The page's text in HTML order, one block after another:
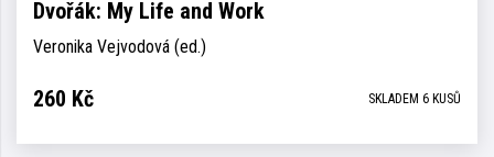
Dvořák: My Life and Work
Veronika Vejvodová (ed.)
260 Kč SKLADEM 6 KUSŮ